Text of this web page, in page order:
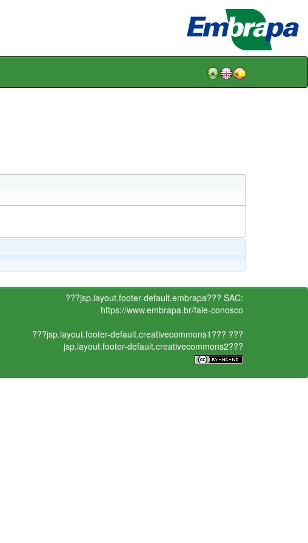
???jsp.layout.footer-default.embrapa??? SAC:
https://www.embrapa.br/fale-conosco
???jsp.layout.footer-default.creativecommons1??? ???
jsp.layout.footer-default.creativecommons2???